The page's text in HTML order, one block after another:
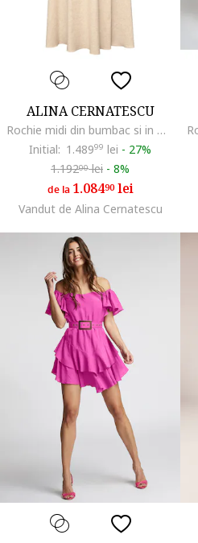
ALINA CERNATESCU
Rochie midi din bumbac si in Nerisa, Negru si Bej
Initial: 1.48999 lei - 27%
1.19200lei - 8%
de la 1.08490lei
Vandut de Alina Cernatescu